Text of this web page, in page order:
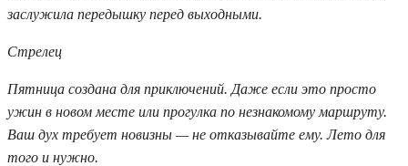
заслужила передышку перед выходными.
Стрелец
Пятница создана для приключений. Даже если это просто
ужин в новом месте или прогулка по незнакомому маршруту.
Ваш дух требует новизны — не отказывайте ему. Лето для
того и нужно.